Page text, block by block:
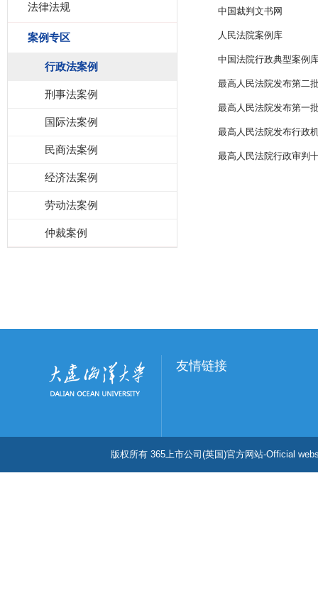
法律法规
案例专区
行政法案例
刑事法案例
国际法案例
民商法案例
经济法案例
劳动法案例
仲裁案例
中国裁判文书网
人民法院案例库
中国法院行政典型案例
最高人民法院发布第二
最高人民法院发布第一
最高人民法院发布行政
最高人民法院行政审判
友情链接
版权所有 365上市公司(英国)官方网站-Official